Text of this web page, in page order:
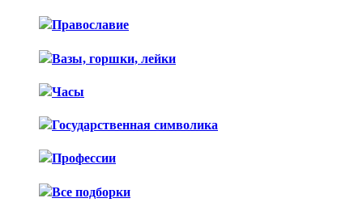
Православие
Вазы, горшки, лейки
Часы
Государственная символика
Профессии
Все подборки